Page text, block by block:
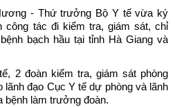
- Thứ trưởng Bộ Y tế vừa ký
công tác đi kiểm tra, giám sát, chỉ
bạch hầu tại tỉnh Hà Giang và
2 đoàn kiểm tra, giám sát phòng
lãnh đạo Cục Y tế dự phòng và lãnh
bệnh làm trưởng đoàn.